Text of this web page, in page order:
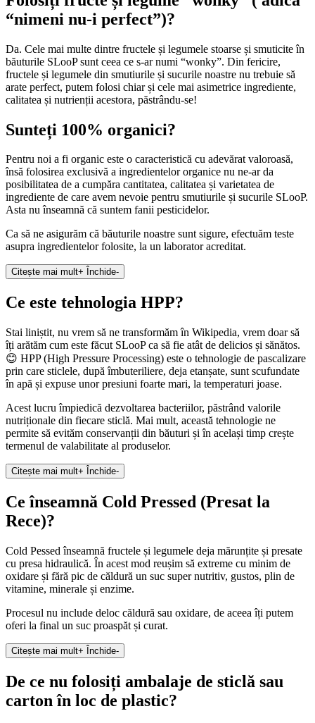
“nimeni nu-i perfect”)?
Da. Cele mai multe dintre fructele și legumele stoarse și smuticite în
băuturile SLooP sunt ceea ce s-ar numi “wonky”. Din fericire,
fructele și legumele din smutiurile și sucurile noastre nu trebuie să
arate perfect, putem folosi chiar și cele mai asimetrice ingrediente,
calitatea și nutrienții acestora, păstrându-se!
Sunteți 100% organici?
Pentru noi a fi organic este o caracteristică cu adevărat valoroasă,
însă folosirea exclusivă a ingredientelor organice nu ne-ar da
posibilitatea de a cumpăra cantitatea, calitatea și varietatea de
ingrediente de care avem nevoie pentru smutiurile și sucurile SLooP.
Asta nu înseamnă că suntem fanii pesticidelor.
Ca să ne asigurăm că băuturile noastre sunt sigure, efectuăm teste
asupra ingredientelor folosite, la un laborator acreditat.
Citește mai mult+ Închide-
Ce este tehnologia HPP?
Stai liniștit, nu vrem să ne transformăm în Wikipedia, vrem doar să
îți arătăm cum este făcut SLooP ca să fie atât de delicios și sănătos.
😊 HPP (High Pressure Processing) este o tehnologie de pascalizare
prin care sticlele, după îmbuteriliere, deja etanșate, sunt scufundate
în apă și expuse unor presiuni foarte mari, la temperaturi joase.
Acest lucru împiedică dezvoltarea bacteriilor, păstrând valorile
nutriționale din fiecare sticlă. Mai mult, această tehnologie ne
permite să evităm conservanții din băuturi și în același timp crește
termenul de valabilitate al produselor.
Citește mai mult+ Închide-
Ce înseamnă Cold Pressed (Presat la
Rece)?
Cold Pessed înseamnă fructele și legumele deja mărunțite și presate
cu presa hidraulică. În acest mod reușim să extreme cu minim de
oxidare și fără pic de căldură un suc super nutritiv, gustos, plin de
vitamine, minerale și enzime.
Procesul nu include deloc căldură sau oxidare, de aceea îți putem
oferi la final un suc proaspăt și curat.
Citește mai mult+ Închide-
De ce nu folosiți ambalaje de sticlă sau
carton în loc de plastic?